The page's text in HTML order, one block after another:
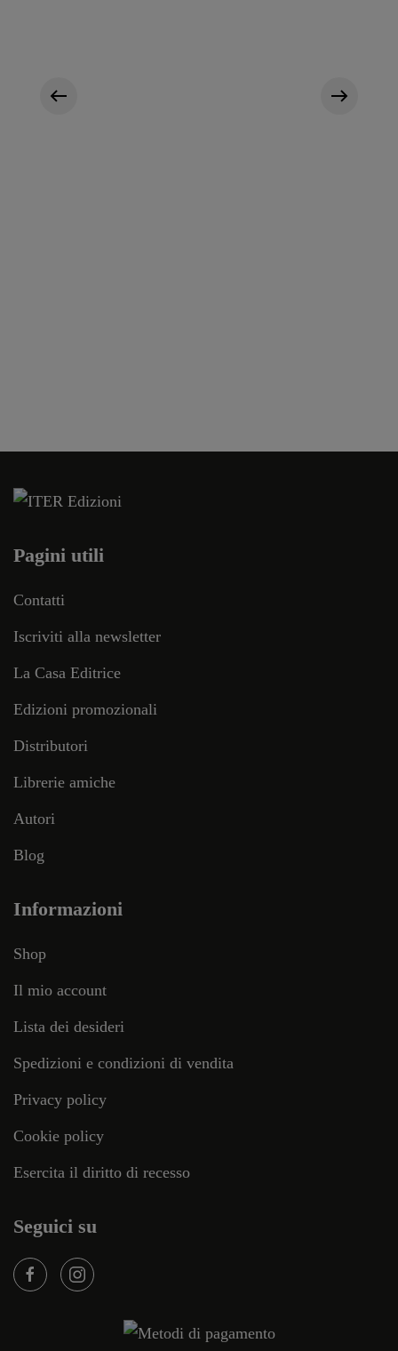
Pagini utili
Contatti
Iscriviti alla newsletter
La Casa Editrice
Edizioni promozionali
Distributori
Librerie amiche
Autori
Blog
Informazioni
Shop
Il mio account
Lista dei desideri
Spedizioni e condizioni di vendita
Privacy policy
Cookie policy
Esercita il diritto di recesso
Seguici su